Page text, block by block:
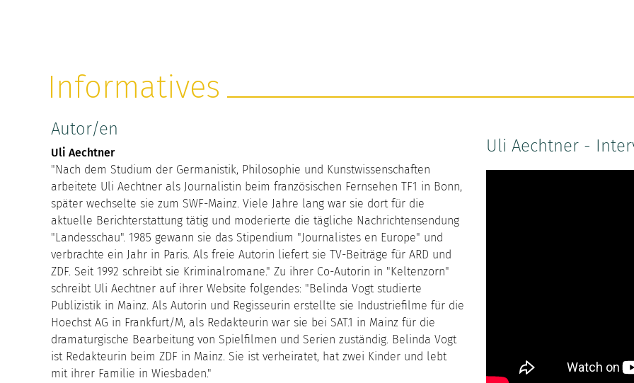
Informatives
Autor/en
Uli Aechtner
"Nach dem Studium der Germanistik, Philosophie und Kunstwissenschaften
arbeitete Uli Aechtner als Journalistin beim französischen Fernsehen TF1 in Bonn,
später wechselte sie zum SWF-Mainz. Viele Jahre lang war sie dort für die
aktuelle Berichterstattung tätig und moderierte die tägliche Nachrichtensendung
"Landesschau". 1985 gewann sie das Stipendium "Journalistes en Europe" und
verbrachte ein Jahr in Paris. Als freie Autorin liefert sie TV-Beiträge für ARD und
ZDF. Seit 1992 schreibt sie Kriminalromane." Zu ihrer Co-Autorin in "Keltenzorn"
schreibt Uli Aechtner auf ihrer Website folgendes: "Belinda Vogt studierte
Publizistik in Mainz. Als Autorin und Regisseurin erstellte sie Industriefilme für die
Hoechst AG in Frankfurt/M, als Redakteurin war sie bei SAT.1 in Mainz für die
dramaturgische Bearbeitung von Spielfilmen und Serien zuständig. Belinda Vogt
ist Redakteurin beim ZDF in Mainz. Sie ist verheiratet, hat zwei Kinder und lebt
mit ihrer Familie in Wiesbaden."
Uli Aechtner -